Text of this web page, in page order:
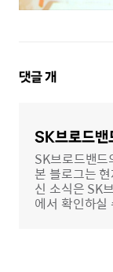
댓
댓글개
SK브로드밴
SK브로드밴
본 블로그는
신 소식은 SK
에서 확인하실